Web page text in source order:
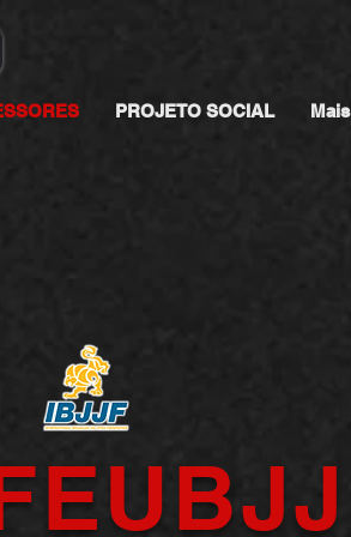
PROJETO SOCIAL Mais